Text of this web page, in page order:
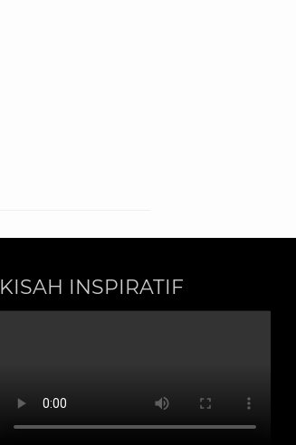
KISAH INSPIRATIF